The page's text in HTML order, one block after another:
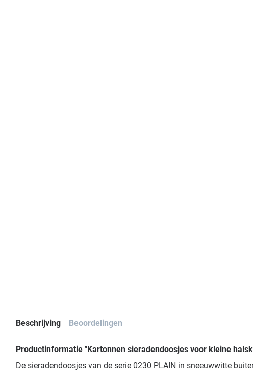
Beschrijving Beoordelingen
Productinformatie "Kartonnen sieradendoosjes voor kleine
De sieradendoosjes van de serie 0230 PLAIN in sneeuwwitte